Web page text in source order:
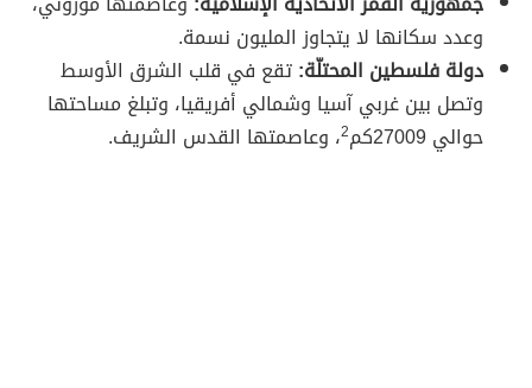
وعدد سكانها لا يتجاوز المليون نسمة.
دولة فلسطين المحتلّة:تقع في قلب الشرق الأوسط
وتصل بين غربي آسيا وشمالي أفريقيا، وتبلغ مساحتها
حوالي 27009كم
2، وعاصمتها القدس الشريف.